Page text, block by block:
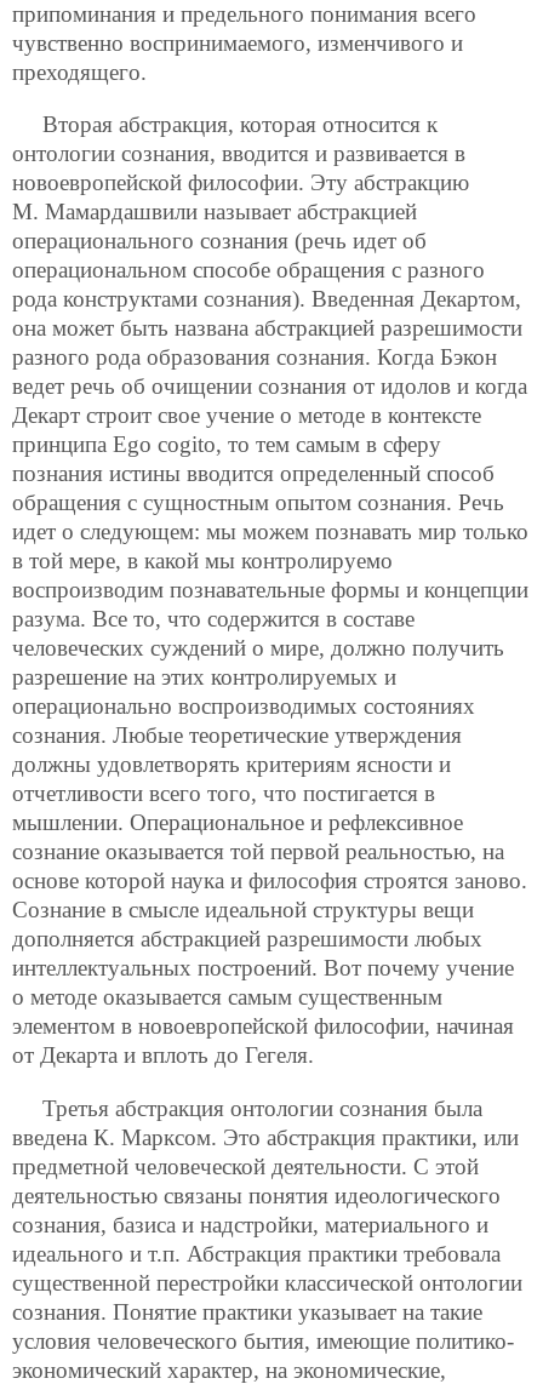
припоминания и предельного понимания всего
чувственно воспринимаемого, изменчивого и
преходящего.
Вторая абстракция, которая относится к
онтологии сознания, вводится и развивается в
новоевропейской философии. Эту абстракцию
М. Мамардашвили называет абстракцией
операционального сознания (речь идет об
операциональном способе обращения с разного
рода конструктами сознания). Введенная Декартом,
она может быть названа абстракцией разрешимости
разного рода образования сознания. Когда Бэкон
ведет речь об очищении сознания от идолов и когда
Декарт строит свое учение о методе в контексте
принципа Ego cogitо, то тем самым в сферу
познания истины вводится определенный способ
обращения с сущностным опытом сознания. Речь
идет о следующем: мы можем познавать мир только
в той мере, в какой мы контролируемо
воспроизводим познавательные формы и концепции
разума. Все то, что содержится в составе
человеческих суждений о мире, должно получить
разрешение на этих контролируемых и
операционально воспроизводимых состояниях
сознания. Любые теоретические утверждения
должны удовлетворять критериям ясности и
отчетливости всего того, что постигается в
мышлении. Операциональное и рефлексивное
сознание оказывается той первой реальностью, на
основе которой наука и философия строятся заново.
Сознание в смысле идеальной структуры вещи
дополняется абстракцией разрешимости любых
интеллектуальных построений. Вот почему учение
о методе оказывается самым существенным
элементом в новоевропейской философии, начиная
от Декарта и вплоть до Гегеля.
Третья абстракция онтологии сознания была
введена К. Марксом. Это абстракция практики, или
предметной человеческой деятельности. С этой
деятельностью связаны понятия идеологического
сознания, базиса и надстройки, материального и
идеального и т.п. Абстракция практики требовала
существенной перестройки классической онтологии
сознания. Понятие практики указывает на такие
условия человеческого бытия, имеющие политико-
экономический характер, на экономические,